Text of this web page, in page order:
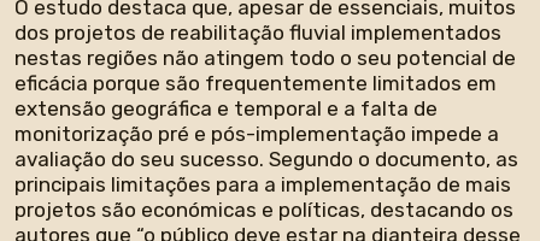
O estudo destaca que, apesar de essenciais, muitos
dos projetos de reabilitação fluvial implementados
nestas regiões não atingem todo o seu potencial de
eficácia porque são frequentemente limitados em
extensão geográfica e temporal e a falta de
monitorização pré e pós-implementação impede a
avaliação do seu sucesso. Segundo o documento, as
principais limitações para a implementação de mais
projetos são económicas e políticas, destacando os
autores que “o público deve estar na dianteira desse